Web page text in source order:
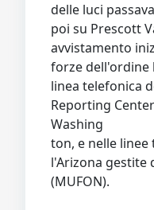
delle luci
poi su Prescott
avvistamento
forze dell'ordine
linea telefonica
Reporting
Washing
ton, e nelle
l'Arizona gestite
(MUFON).